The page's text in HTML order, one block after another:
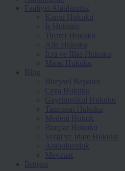
Faaliyet Alanlarımız
Kamu Hukuku
İş Hukuku
Ticaret Hukuku
Aile Hukuku
İcra ve İflas Hukuku
Miras Hukuku
Blog
Bireysel Başvuru
Ceza Hukuku
Gayrimenkul Hukuku
Tazminat Hukuku
Medeni Hukuk
Borçlar Hukuku
Vergi ve İdare Hukuku
Arabuluculuk
Mevzuat
İletişim